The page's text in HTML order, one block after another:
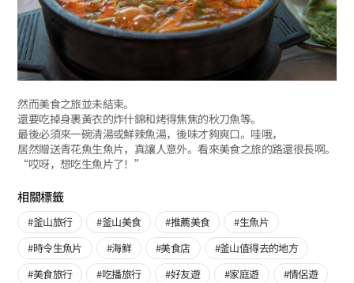
然而美食之旅並未結束。
還要吃掉身裹黃衣的炸什錦和烤得焦焦的秋刀魚等。
最後必須來一碗清湯或鮮辣魚湯，後味才夠爽口。哇哦，
居然贈送青花魚生魚片，真讓人意外。看來美食之旅的路還很長啊。
“哎呀，想吃生魚片了！”
相關標籤
#釜山旅行 #釜山美食 #推薦美食
#生魚片
#時令生魚片
#海鮮 #美食店
#釜山值得去的地方
#美食旅行
#吃播旅行 #好友遊 #家庭遊 #情侶遊